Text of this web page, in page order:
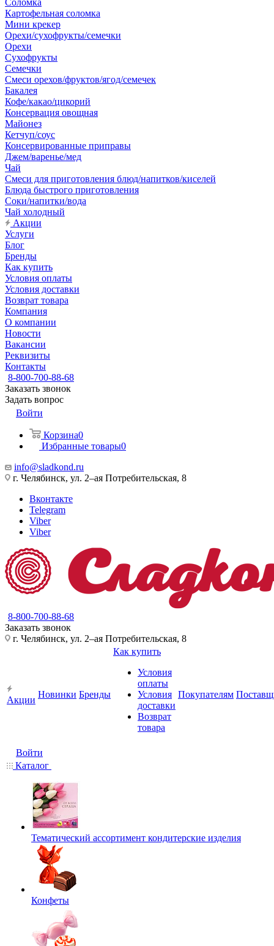
Соломка
Картофельная соломка
Мини крекер
Орехи/сухофрукты/семечки
Орехи
Сухофрукты
Семечки
Смеси орехов/фруктов/ягод/семечек
Бакалея
Кофе/какао/цикорий
Консервация овощная
Майонез
Кетчуп/соус
Консервированные приправы
Джем/варенье/мед
Чай
Смеси для приготовления блюд/напитков/киселей
Блюда быстрого приготовления
Соки/напитки/вода
Чай холодный
Акции
Услуги
Блог
Бренды
Как купить
Условия оплаты
Условия доставки
Возврат товара
Компания
О компании
Новости
Вакансии
Реквизиты
Контакты
8-800-700-88-68
Заказать звонок
Задать вопрос
Войти
Корзина0
Избранные товары0
info@sladkond.ru
г. Челябинск, ул. 2–ая Потребительская, 8
Вконтакте
Telegram
Viber
Viber
8-800-700-88-68
Заказать звонок
г. Челябинск, ул. 2–ая Потребительская, 8
Акции
Новинки Бренды
Как купить
Условия
оплаты
Условия
доставки
Возврат
товара
Покупателям
Войти
Каталог
Тематический ассортимент кондитерские изделия
Конфеты